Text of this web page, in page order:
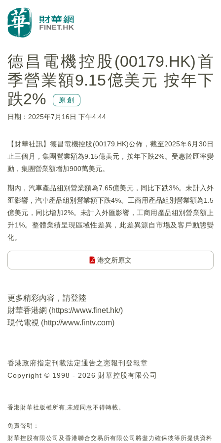
德昌電機控股(00179.HK)首
季營業額9.15億美元 按年下
跌2%
原創
日期：2025年7月16日 下午4:44
【財華社訊】德昌電機控股(00179.HK)公佈，截至2025年6月30日
止三個月，集團營業額為9.15億美元，按年下跌2%。受惠於匯率變
動，集團營業額增加900萬美元。
期內，汽車產品組別營業額為7.65億美元，同比下跌3%。未計入外
匯影響，汽車產品組別營業額下跌4%。工商用產品組別營業額為1.5
億美元，同比增加2%。未計入外匯影響，工商用產品組別營業額上
升1%。整體業績呈現區域性差異，此差異源自市場及客戶動態變
化。
港交所原文
更多精彩內容，請登陸
財華香港網 (https://www.finet.hk/)
現代電視 (http://www.fintv.com)
香港政府指定刊載法定通告之憲報刊登報章
Copyright © 1998 - 2026 財華控股有限公司
香港財華社版權所有,未經同意不得轉載。
免責聲明：
財華控股有限公司及香港聯合交易所有限公司將盡力確保彼等所提供資料